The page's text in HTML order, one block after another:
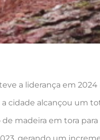
a liderança em
cidade alcançou um
madeira em tora
gerando um